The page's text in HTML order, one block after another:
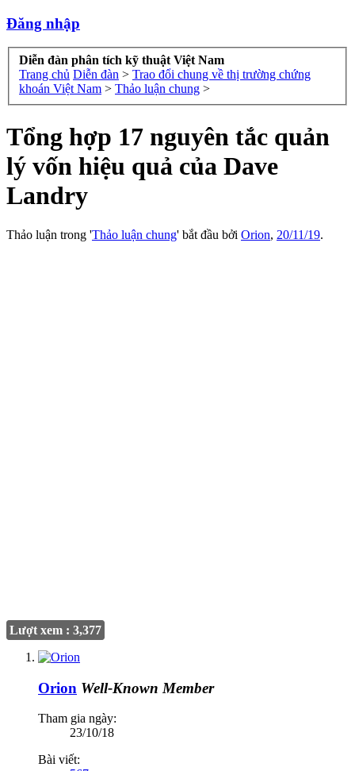
Đăng nhập
Diễn đàn phân tích kỹ thuật Việt Nam
Trang chủ Diễn đàn > Trao đổi chung về thị trường chứng
khoán Việt Nam > Thảo luận chung >
Tổng hợp 17 nguyên tắc quản
lý vốn hiệu quả của Dave
Landry
Thảo luận trong 'Thảo luận chung' bắt đầu bởi Orion, 20/11/19.
Lượt xem : 3,377
Orion Well-Known Member
Tham gia ngày:
23/10/18
Bài viết: